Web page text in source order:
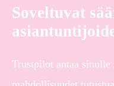
Soveltuvat
Trustpilot antaa sinulle